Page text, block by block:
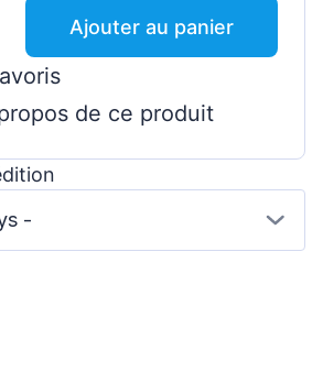
Ajouter au panier
de ce produit
-